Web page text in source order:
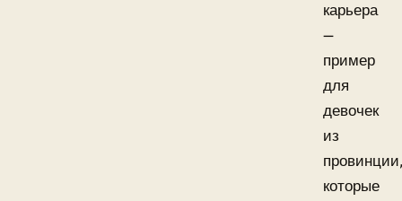
карьера
—
пример
для
девочек
из
которые